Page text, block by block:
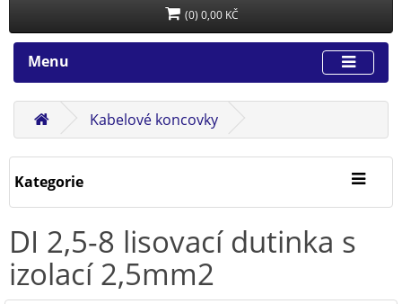
(0) 0,00 KČ
Menu
Kabelové koncovky
Kategorie
DI 2,5-8 lisovací dutinka s
izolací 2,5mm2